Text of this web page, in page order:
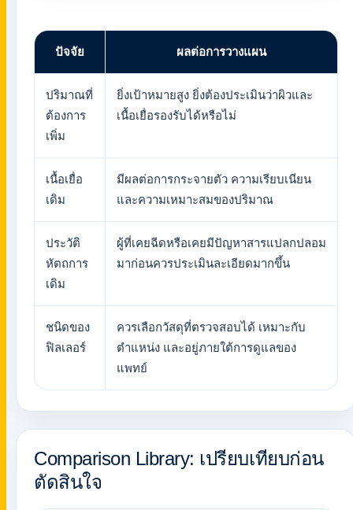
ปัจจัย ผลต่อการวางแผน
ปริมาณที่
ต้องการ
เพิ่ม
ยิ่งเป้าหมายสูง ยิ่งต้องประเมินว่าผิวและ
เนื้อเยื่อรองรับได้หรือไม่
เนื้อเยื่อ
เดิม
มีผลต่อการกระจายตัว ความเรียบเนียน
และความเหมาะสมของปริมาณ
ประวัติ
หัตถการ
เดิม
ผู้ที่เคยฉีดหรือเคยมีปัญหาสารแปลกปลอม
มาก่อนควรประเมินละเอียดมากขึ้น
ชนิดของ
ฟิลเลอร์
ควรเลือกวัสดุที่ตรวจสอบได้ เหมาะกับ
ตำแหน่ง และอยู่ภายใต้การดูแลของ
แพทย์
Comparison Library: เปรียบเทียบก่อน
ตัดสินใจ